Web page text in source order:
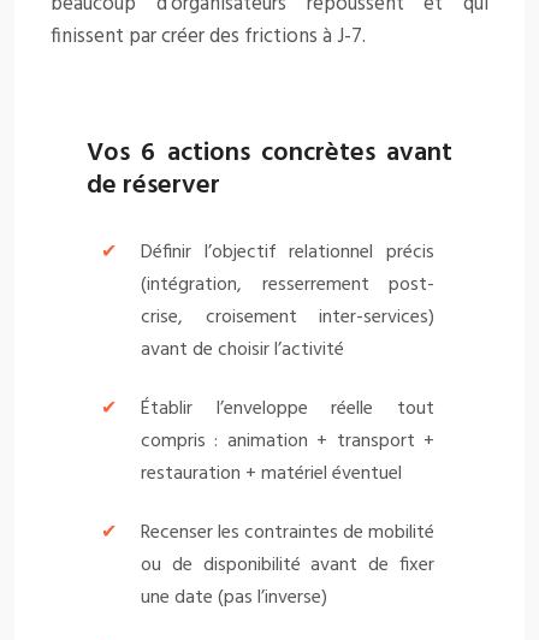
finissent par créer des frictions à J-7.
Vos 6 actions concrètes avant
de réserver
Définir l’objectif relationnel précis
(intégration, resserrement post-
crise, croisement inter-services)
avant de choisir l’activité
Établir l’enveloppe réelle tout
compris : animation + transport +
restauration + matériel éventuel
Recenser les contraintes de mobilité
ou de disponibilité avant de fixer
une date (pas l’inverse)